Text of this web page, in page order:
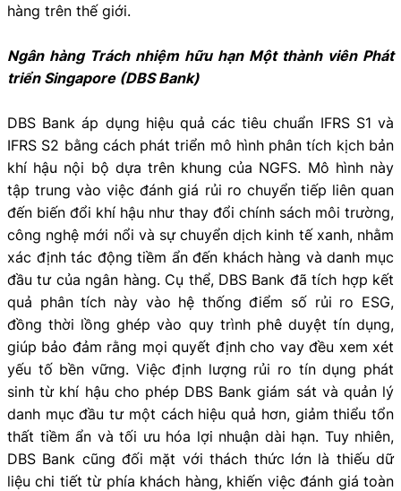
hàng trên thế giới.
Ngân hàng Trách nhiệm hữu hạn Một thành viên Phát
triển Singapore (DBS Bank)
DBS Bank áp dụng hiệu quả các tiêu chuẩn IFRS S1 và
IFRS S2 bằng cách phát triển mô hình phân tích kịch bản
khí hậu nội bộ dựa trên khung của NGFS. Mô hình này
tập trung vào việc đánh giá rủi ro chuyển tiếp liên quan
đến biến đổi khí hậu như thay đổi chính sách môi trường,
công nghệ mới nổi và sự chuyển dịch kinh tế xanh, nhằm
xác định tác động tiềm ẩn đến khách hàng và danh mục
đầu tư của ngân hàng. Cụ thể, DBS Bank đã tích hợp kết
quả phân tích này vào hệ thống điểm số rủi ro ESG,
đồng thời lồng ghép vào quy trình phê duyệt tín dụng,
giúp bảo đảm rằng mọi quyết định cho vay đều xem xét
yếu tố bền vững. Việc định lượng rủi ro tín dụng phát
sinh từ khí hậu cho phép DBS Bank giám sát và quản lý
danh mục đầu tư một cách hiệu quả hơn, giảm thiểu tổn
thất tiềm ẩn và tối ưu hóa lợi nhuận dài hạn. Tuy nhiên,
DBS Bank cũng đối mặt với thách thức lớn là thiếu dữ
liệu chi tiết từ phía khách hàng, khiến việc đánh giá toàn